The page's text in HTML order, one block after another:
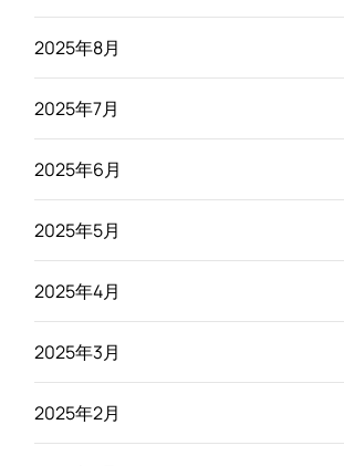
2025年8月
2025年7月
2025年6月
2025年5月
2025年4月
2025年3月
2025年2月